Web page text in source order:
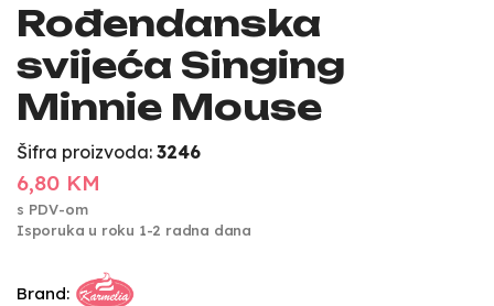
Rođendanska
svijeća Singing
Minnie Mouse
Šifra proizvoda: 3246
6,80 KM
s PDV-om
Isporuka u roku 1-2 radna dana
Brand: